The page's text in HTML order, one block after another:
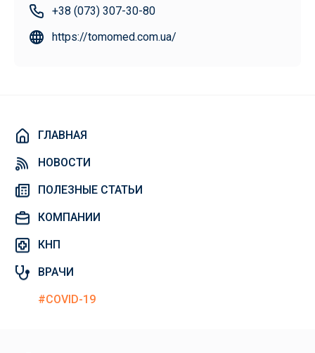
+38 (073) 307-30-80
https://tomomed.com.ua/
ГЛАВНАЯ
НОВОСТИ
ПОЛЕЗНЫЕ СТАТЬИ
КОМПАНИИ
КНП
ВРАЧИ
#COVID-19